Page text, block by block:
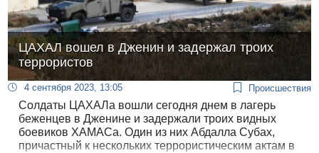
ЦАХАЛ вошел в Дженин и задержал троих
террористов
4 сентября 2023, 13:05 Происшествия
Солдаты ЦАХАЛа вошли сегодня днем в лагерь
беженцев в Дженине и задержали троих видных
боевиков ХАМАСа. Один из них Абдалла Субах,
причастный к нескольких террористическим актам в